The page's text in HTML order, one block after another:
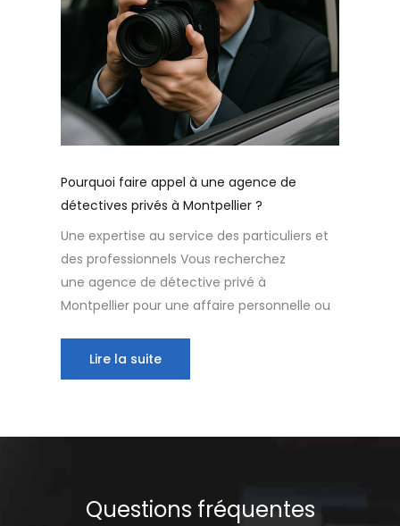
Pourquoi faire appel à une agence de
détectives privés à Montpellier ?
Une expertise au service des particuliers et
des professionnels Vous recherchez
une agence de détective privé à
Montpellier pour une affaire personnelle ou
Lire la suite
Questions fréquentes